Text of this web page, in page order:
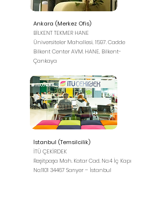
Ankara (Merkez Ofis)
BİLKENT TEKMER HANE
Üniversiteler Mahallesi, 1597. Cadde
Bilkent Center AVM. HANE, Bilkent-
Çankaya
İstanbul (Temsilcilik)
İTÜ ÇEKİRDEK
Reşitpaşa Mah. Katar Cad. No:4 İç Kapı
No:1101 34467 Sarıyer – İstanbul